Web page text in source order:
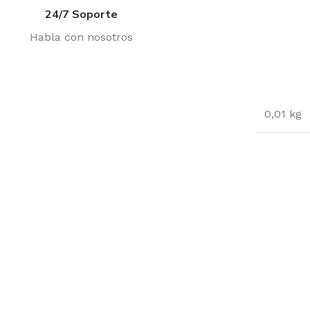
24/7 Soporte
Habla con nosotros
0,01 kg